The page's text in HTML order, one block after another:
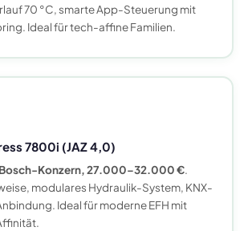
70 °C, smarte App-Steuerung mit
Ideal für tech-affine Familien.
7800i (JAZ 4,0)
Konzern, 27.000–32.000 €.
modulares Hydraulik-System, KNX-
Ideal für moderne EFH mit